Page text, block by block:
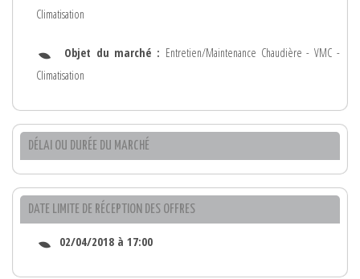
Climatisation
Objet du marché : Entretien/Maintenance Chaudière - VMC -
Climatisation
DÉLAI OU DURÉE DU MARCHÉ
DATE LIMITE DE RÉCEPTION DES OFFRES
02/04/2018 à 17:00